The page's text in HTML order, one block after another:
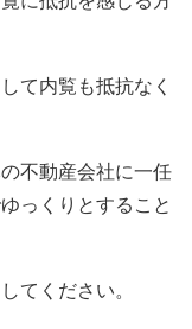
て内覧も抵抗なく
動産会社に一任
っくりとすること
てください。